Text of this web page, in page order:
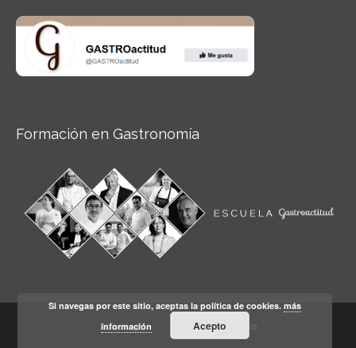
Formación en Gastronomía
Aviso legal Condiciones de Uso
Si navegas por este sitio, aceptas la política de cookies.más
información
Acepto